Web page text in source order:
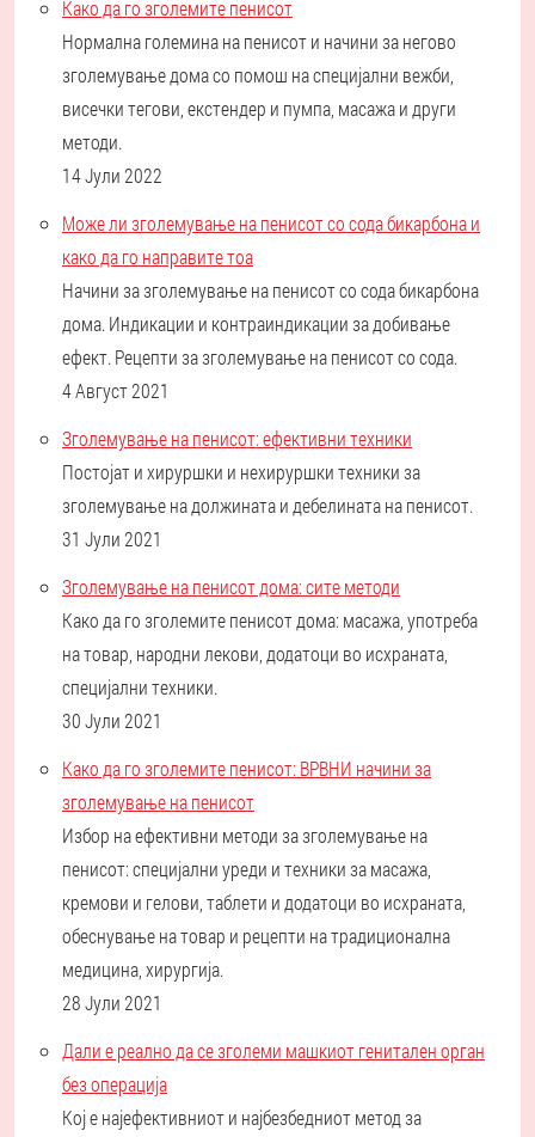
Како да го зголемите пенисот
Нормална големина на пенисот и начини за негово
зголемување дома со помош на специјални вежби,
висечки тегови, екстендер и пумпа, масажа и други
методи.
14 Јули 2022
Може ли зголемување на пенисот со сода бикарбона и
како да го направите тоа
Начини за зголемување на пенисот со сода бикарбона
дома. Индикации и контраиндикации за добивање
ефект. Рецепти за зголемување на пенисот со сода.
4 Август 2021
Зголемување на пенисот: ефективни техники
Постојат и хируршки и нехируршки техники за
зголемување на должината и дебелината на пенисот.
31 Јули 2021
Зголемување на пенисот дома: сите методи
Како да го зголемите пенисот дома: масажа, употреба
на товар, народни лекови, додатоци во исхраната,
специјални техники.
30 Јули 2021
Како да го зголемите пенисот: ВРВНИ начини за
зголемување на пенисот
Избор на ефективни методи за зголемување на
пенисот: специјални уреди и техники за масажа,
кремови и гелови, таблети и додатоци во исхраната,
обеснување на товар и рецепти на традиционална
медицина, хирургија.
28 Јули 2021
Дали е реално да се зголеми машкиот генитален орган
без операција
Кој е најефективниот и најбезбедниот метод за